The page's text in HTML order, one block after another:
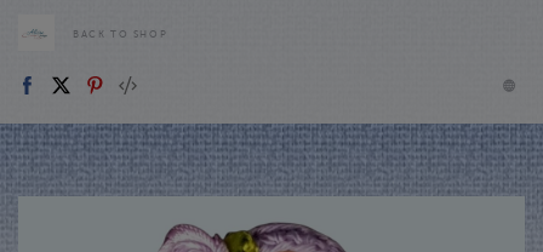
BACK TO SHOP